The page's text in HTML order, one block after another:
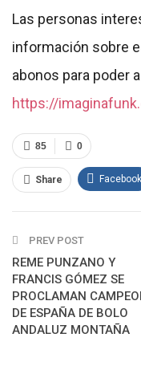
Las personas
información sobre
abonos para poder
https://
0
85
Share Facebook
Email
PREV POST
REME PUNZANO Y
FRANCIS GÓMEZ SE
PROCLAMAN
DE ESPAÑA DE BOLO
ANDALUZ MONTAÑA